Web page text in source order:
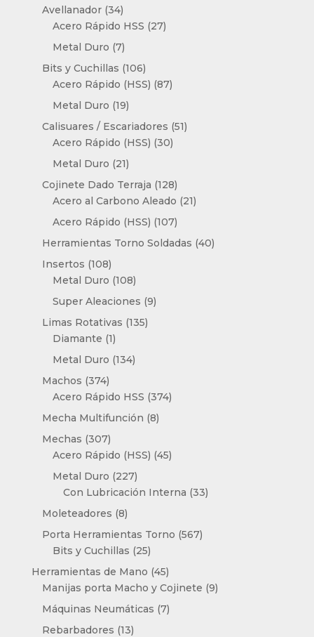
Avellanador 3434
productos
Acero Rápido HSS 2727
Metal Duro 77
productos
Bits y Cuchillas 106106
productos
Acero Rápido (HSS) 8787
Metal Duro 1919
productos
Calisuares / Escariadores 5151
Acero Rápido (HSS) 3030
Metal Duro 2121
productos
Cojinete Dado Terraja 128128
productos
Acero al Carbono Aleado 2121
Acero Rápido (HSS) 107107
productos
Herramientas Torno Soldadas 4040
Insertos 108108
productos
Metal Duro 108108
productos
Super Aleaciones 99
Limas Rotativas 135135
Diamante 11
producto
Metal Duro 134134
Machos 374374
productos
Acero Rápido HSS 374374
Mecha Multifunción 88
Mechas 307307
productos
Acero Rápido (HSS) 4545
Metal Duro 227227
productos
Con Lubricación Interna 3333
Moleteadores 88
productos
Porta Herramientas Torno 567567
Bits y Cuchillas 2525
productos
Herramientas de Mano 4545
productos
Manijas porta Macho y Cojinete 99
Máquinas Neumáticas 77
Rebarbadores 1313